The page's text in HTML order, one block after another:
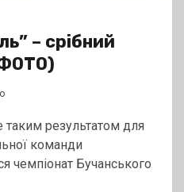
– срібний
таким результатом для
команди
чемпіонат Бучанського